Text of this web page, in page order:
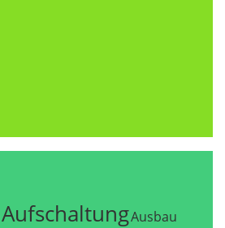
AufschaltungAusbau